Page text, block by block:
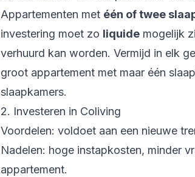
Appartementen met één of twee
investering moet zo liquidemogelijk
verhuurd kan worden. Vermijd in elk
groot appartement met maar één
slaapkamers.
2. Investeren in Coliving
Voordelen: voldoet aan een nieuwe
Nadelen: hoge instapkosten, minder
appartement.